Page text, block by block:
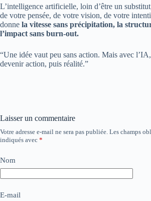
L’intelligence artificielle, loin d’être un
de votre pensée, de votre vision, de votre
donne la vitesse sans précipitation, la
l’impact sans burn-out.
“Une idée vaut peu sans action. Mais avec
devenir action, puis réalité.”
Laisser un commentaire
Votre adresse e-mail ne sera pas publiée. Les champs
indiqués avec *
Nom
E-mail